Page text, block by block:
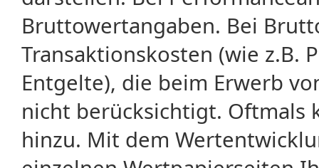
Bruttowertangaben. Bei
Transaktionskosten (wie z.B.
Entgelte), die beim Erwerb
nicht berücksichtigt. Oftmals
hinzu. Mit dem